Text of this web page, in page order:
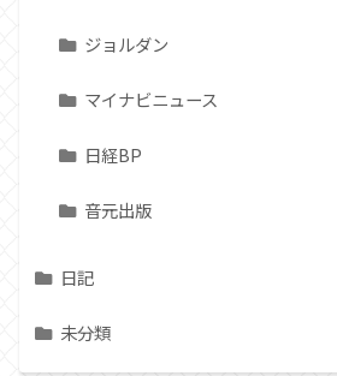
ジョルダン
マイナビニュース
日経BP
音元出版
日記
未分類